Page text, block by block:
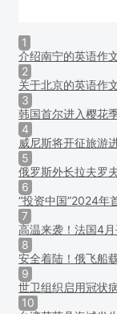
1
2
3
韩国首尔进入樱花
4
威尼斯将开征旅游
5
俄罗斯外长拉夫罗
6
“投资中国”2024年
7
高温来袭！法国4
8
安全着陆！俄飞船
9
世卫组织启用冠状
10